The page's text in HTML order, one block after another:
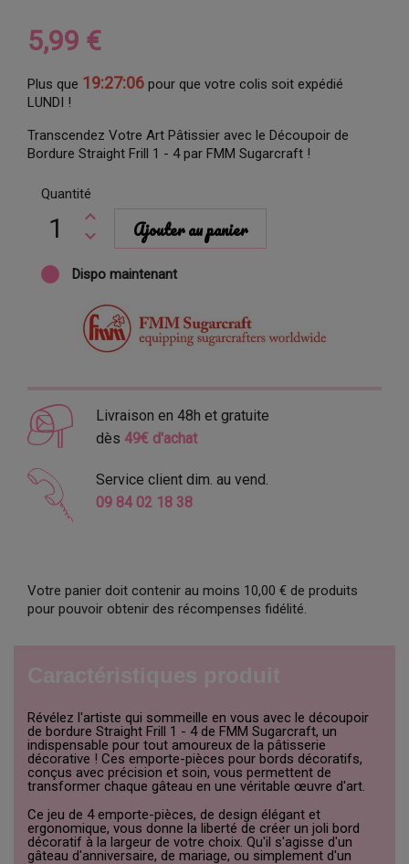
5,99 €
Plus que 19:27:06 pour que votre colis soit expédié
LUNDI !
Transcendez Votre Art Pâtissier avec le Découpoir de
Bordure Straight Frill 1 - 4 par FMM Sugarcraft !
Quantité
Ajouter au panier
Dispo maintenant
Livraison en 48h et gratuite
dès 49€ d'achat
Service client dim. au vend.
09 84 02 18 38
Votre panier doit contenir au moins 10,00 € de produits
pour pouvoir obtenir des récompenses fidélité.
Révélez l'artiste qui sommeille en vous avec le découpoir
de bordure Straight Frill 1 - 4 de FMM Sugarcraft, un
indispensable pour tout amoureux de la pâtisserie
décorative ! Ces emporte-pièces pour bords décoratifs,
conçus avec précision et soin, vous permettent de
transformer chaque gâteau en une véritable œuvre d'art.
Ce jeu de 4 emporte-pièces, de design élégant et
ergonomique, vous donne la liberté de créer un joli bord
décoratif à la largeur de votre choix. Qu'il s'agisse d'un
gâteau d'anniversaire, de mariage, ou simplement d'un